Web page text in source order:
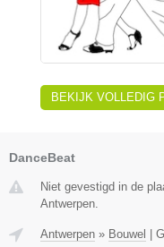
BEKIJK VOLLEDIG
DanceBeat
Niet gevestigd in de
Antwerpen.
Antwerpen » Bouwel